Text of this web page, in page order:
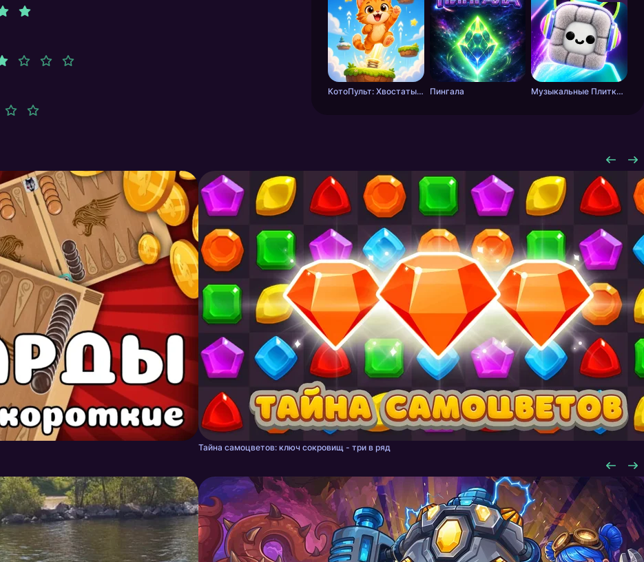
КотоПульт: Хвостатый прыгун Пингала Музыкальные Плитки: Ритм Пушистика
Тайна самоцветов: ключ сокровищ - три в ряд